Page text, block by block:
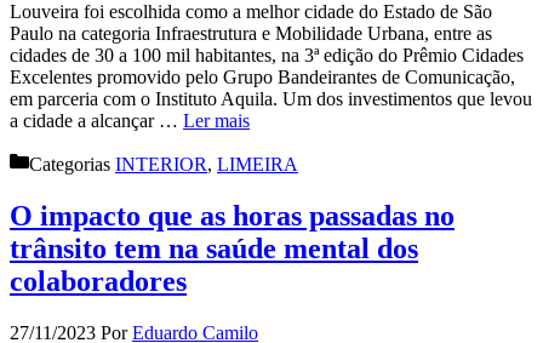
Louveira foi escolhida como a melhor cidade do Estado de São
Paulo na categoria Infraestrutura e Mobilidade Urbana, entre as
cidades de 30 a 100 mil habitantes, na 3ª edição do Prêmio Cidades
Excelentes promovido pelo Grupo Bandeirantes de Comunicação,
em parceria com o Instituto Aquila. Um dos investimentos que levou
a cidade a alcançar … Ler mais
Categorias INTERIOR, LIMEIRA
O impacto que as horas passadas no
trânsito tem na saúde mental dos
colaboradores
27/11/2023 PorEduardo Camilo